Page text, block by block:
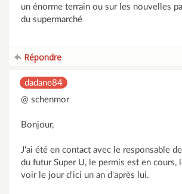
un énorme terrain ou sur les nouvelles
du supermarché
Répondre
dadane84
@ schenmor
Bonjour,
J'ai été en contact avec le responsable
du futur Super U, le permis est en cours,
voir le jour d'ici un an d'après lui.